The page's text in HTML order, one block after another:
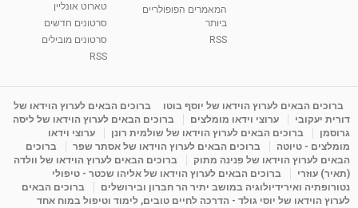
המאמרים הפופולריים
ביותר
RSS
טארוט אונליין
סרטונים חדשים
סרטונים מובילים
RSS
ברוכים הבאים לערוץ הוידאו של יוסף בוטו
ברוכים הבאים לערוץ הוידאו של
דורית יעקובי
ערוצי וידאו מומלצים
ברוכים הבאים לערוץ הוידאו של ליסה
גרוסמן
ברוכים הבאים לערוץ הוידאו של שולמית רונן
ערוצי וידאו
מומלצים - טיוטה
ברוכים הבאים לערוץ הוידאו של אסתר שפר
ברוכים
הבאים לערוץ הוידאו של פנינה מתוק
ברוכים הבאים לערוץ הוידאו של וולדה
(תאיר) עוזרי
ברוכים הבאים לערוץ הוידאו של אליהו שכטר - טיפולי
נטורופתיה ואירידיולוגיה במושב יתיר הר חברון ובירושלים
ברוכים הבאים
לערוץ הוידאו של יוסי גולד - הדרכה לחיים טובים, לימוד וטיפול במוח אחד